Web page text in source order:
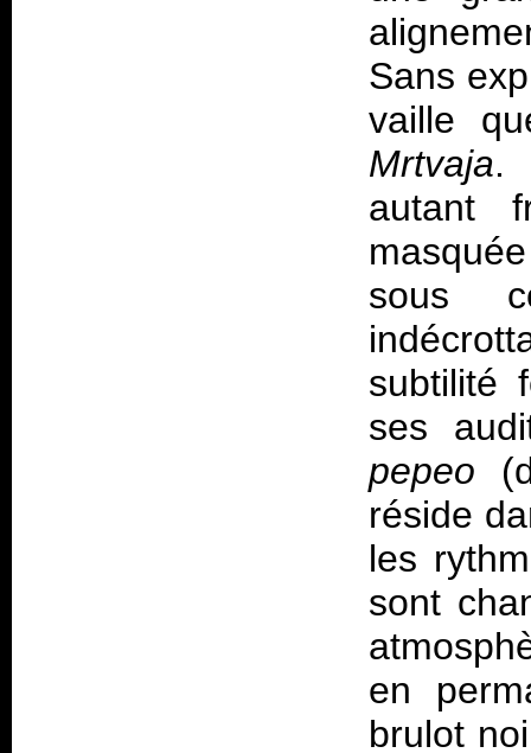
Sans
vaille
Mrtvaja.
autant
sous
subtilité
ses
pepeo
réside
les
sont
en
brulot